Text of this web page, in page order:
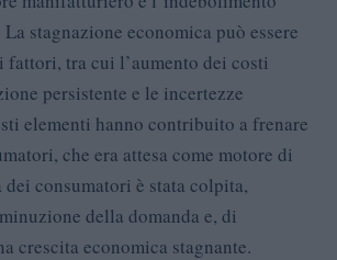
stagnazione economica può essere
fattori, tra cui l’aumento dei costi
persistente e le incertezze
elementi hanno contribuito a frenare
che era attesa come motore di
consumatori è stata colpita,
della domanda e, di
crescita economica stagnante.